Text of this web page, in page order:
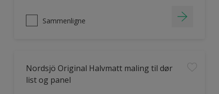
Sammenligne
Nordsjö Original Halvmatt maling til dør
list og panel